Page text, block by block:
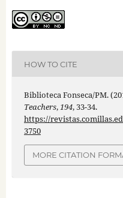
HOW TO CITE
Biblioteca Fonseca/PM.
Teachers,194, 33-34.
https://
3750
MORE CITATION